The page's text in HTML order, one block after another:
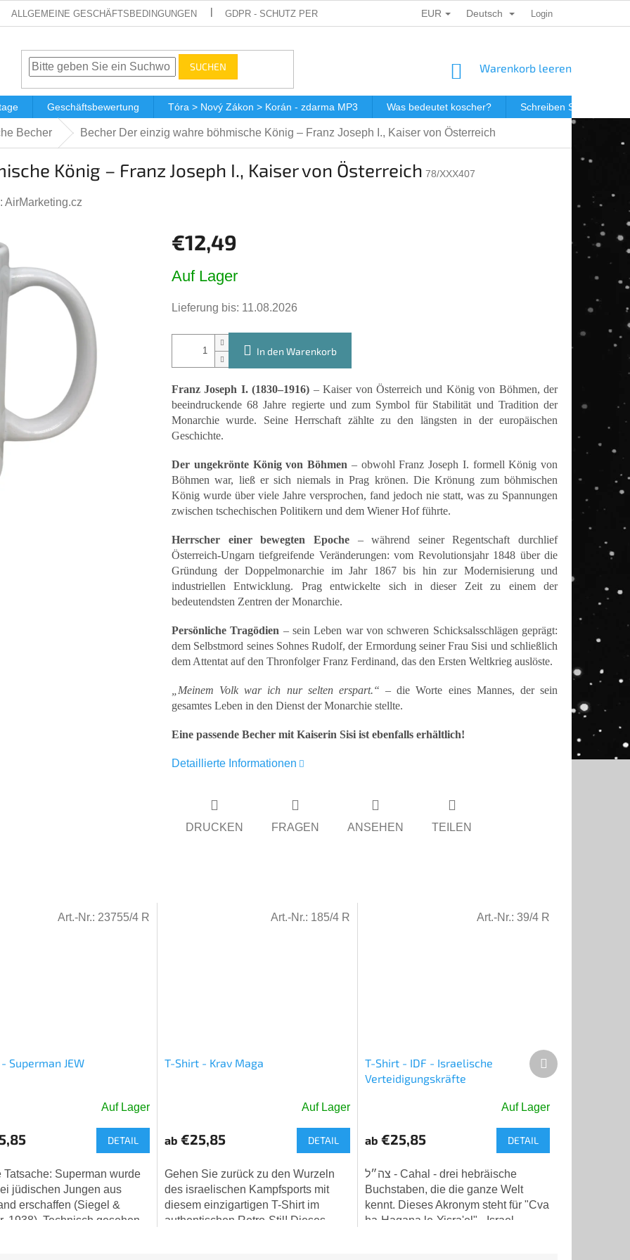
ALLGEMEINE GESCHÄFTSBEDINGUNGEN GDPR - SCHUTZ PERSONENBEZOGENER DATEN DÁRKOVÉ KUPONY
EUR Deutsch Login
SUCHEN WARENKORB
Warenkorb leeren
Geschäftsbewertung Tóra > Nový Zákon > Korán - zdarma MP3 Was bedeutet koscher? Schreiben Sie uns
Becher Becher Der einzig wahre böhmische König – Franz Joseph I., Kaiser von Österreich
König – Franz Joseph I., Kaiser von Österreich 78/XXX407
AirMarketing.cz
€12,49
Auf Lager
Lieferung bis: 11.08.2026
In den Warenkorb
Franz Joseph I. (1830–1916) – Kaiser von Österreich und König von Böhmen, der
beeindruckende 68 Jahre regierte und zum Symbol für Stabilität und Tradition der
Monarchie wurde. Seine Herrschaft zählte zu den längsten in der europäischen
Geschichte.
Der ungekrönte König von Böhmen – obwohl Franz Joseph I. formell König von
Böhmen war, ließ er sich niemals in Prag krönen. Die Krönung zum böhmischen
König wurde über viele Jahre versprochen, fand jedoch nie statt, was zu Spannungen
zwischen tschechischen Politikern und dem Wiener Hof führte.
Herrscher einer bewegten Epoche– während seiner Regentschaft durchlief
Österreich-Ungarn tiefgreifende Veränderungen: vom Revolutionsjahr 1848 über die
Gründung der Doppelmonarchie im Jahr 1867 bis hin zur Modernisierung und
industriellen Entwicklung. Prag entwickelte sich in dieser Zeit zu einem der
bedeutendsten Zentren der Monarchie.
Persönliche Tragödien – sein Leben war von schweren Schicksalsschlägen geprägt:
dem Selbstmord seines Sohnes Rudolf, der Ermordung seiner Frau Sisi und schließlich
dem Attentat auf den Thronfolger Franz Ferdinand, das den Ersten Weltkrieg auslöste.
„Meinem Volk war ich nur selten erspart.“ – die Worte eines Mannes, der sein
gesamtes Leben in den Dienst der Monarchie stellte.
Eine passende Becher mit Kaiserin Sisi ist ebenfalls erhältlich!
Detaillierte Informationen
DRUCKEN FRAGEN ANSEHEN TEILEN
Superman JEW
Auf Lager
DETAIL
Tatsache: Superman wurde
jüdischen Jungen aus
erschaffen (Siegel &
1938). Technisch gesehen...
Art.-Nr.: 23755/4 R
T-Shirt - Krav Maga
Auf Lager
ab €25,85 DETAIL
Gehen Sie zurück zu den Wurzeln
des israelischen Kampfsports mit
diesem einzigartigen T-Shirt im
authentischen Retro-Stil! Dieses
Art.-Nr.: 185/4 R
T-Shirt - IDF - Israelische
Verteidigungskräfte
Produktbewertung
5,0
von
5
Sternen.
Auf Lager
ab €25,85 DETAIL
צה״ל - Cahal - drei hebräische
Buchstaben, die die ganze Welt
kennt. Dieses Akronym steht für "Cva
ha-Hagana le-Yisra'el" - Israel
Art.-Nr.: 39/4 R
Nächstes
Produkt